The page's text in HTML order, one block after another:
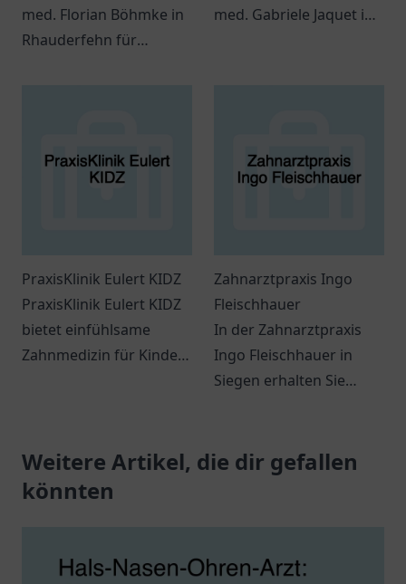
med. Florian Böhmke in
Rhauderfehn für
med. Gabriele Jaquet in
PraxisKlinik Eulert KIDZ
PraxisKlinik Eulert KIDZ
bietet einfühlsame
Zahnmedizin für Kinder
Zahnarztpraxis Ingo
Fleischhauer
In der Zahnarztpraxis
Ingo Fleischhauer in
Siegen erhalten Sie
Leistungen in
freundlicher
Weitere Artikel, die dir gefallen
könnten